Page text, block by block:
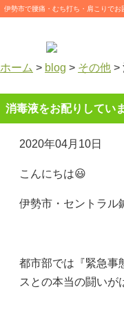
伊勢市で腰痛・むち打ち・肩こりで
ホーム > blog > その他 >
消毒液をお配りしてい
2020年04月10日
こんにちは😃
伊勢市・セントラル
都市部では『緊急事
スとの本当の闘いが